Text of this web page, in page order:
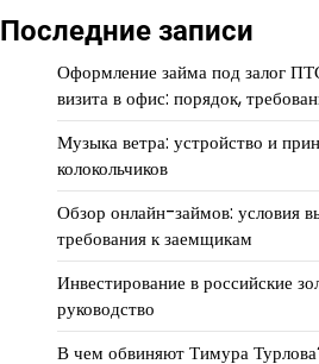
Последние записи
Оформление займа под залог
визита в офис: порядок,
Музыка ветра: устройство и
колокольчиков
Обзор онлайн-займов: условия
требования к заемщикам
Инвестирование в российские
руководство
В чем обвиняют Тимура